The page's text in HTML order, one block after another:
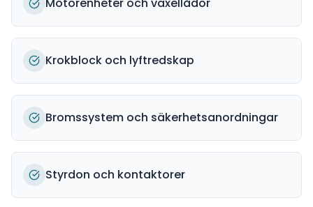
Krokblock och lyftredskap
Bromssystem och säkerhetsanordningar
Styrdon och kontaktorer